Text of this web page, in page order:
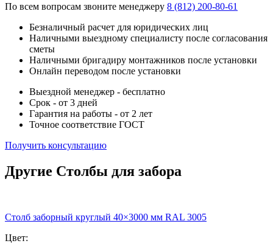
По всем вопросам звоните менеджеру 8 (812) 200-80-61
Безналичный расчет для юридических лиц
Наличными выездному специалисту после согласования
сметы
Наличными бригадиру монтажников после установки
Онлайн переводом после установки
Выездной менеджер - бесплатно
Срок - от 3 дней
Гарантия на работы - от 2 лет
Точное соответствие ГОСТ
Получить консультацию
Другие Столбы для забора
Столб заборный круглый 40×3000 мм RAL 3005
Цвет: